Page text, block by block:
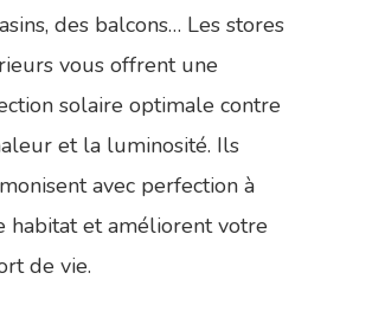
des balcons… Les stores
vous offrent une
solaire optimale contre
et la luminosité. Ils
avec perfection à
habitat et améliorent votre
de vie.